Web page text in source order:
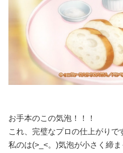
お手本のこの気泡！！！
これ、完璧なプロの仕上がりで
私のは(>_<。)気泡が小さく締ま